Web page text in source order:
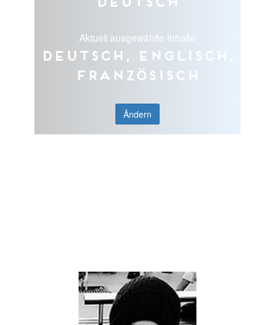
Aktuell ausgewählte Inhalte
Deutsch, Englisch,
Französisch
Ändern